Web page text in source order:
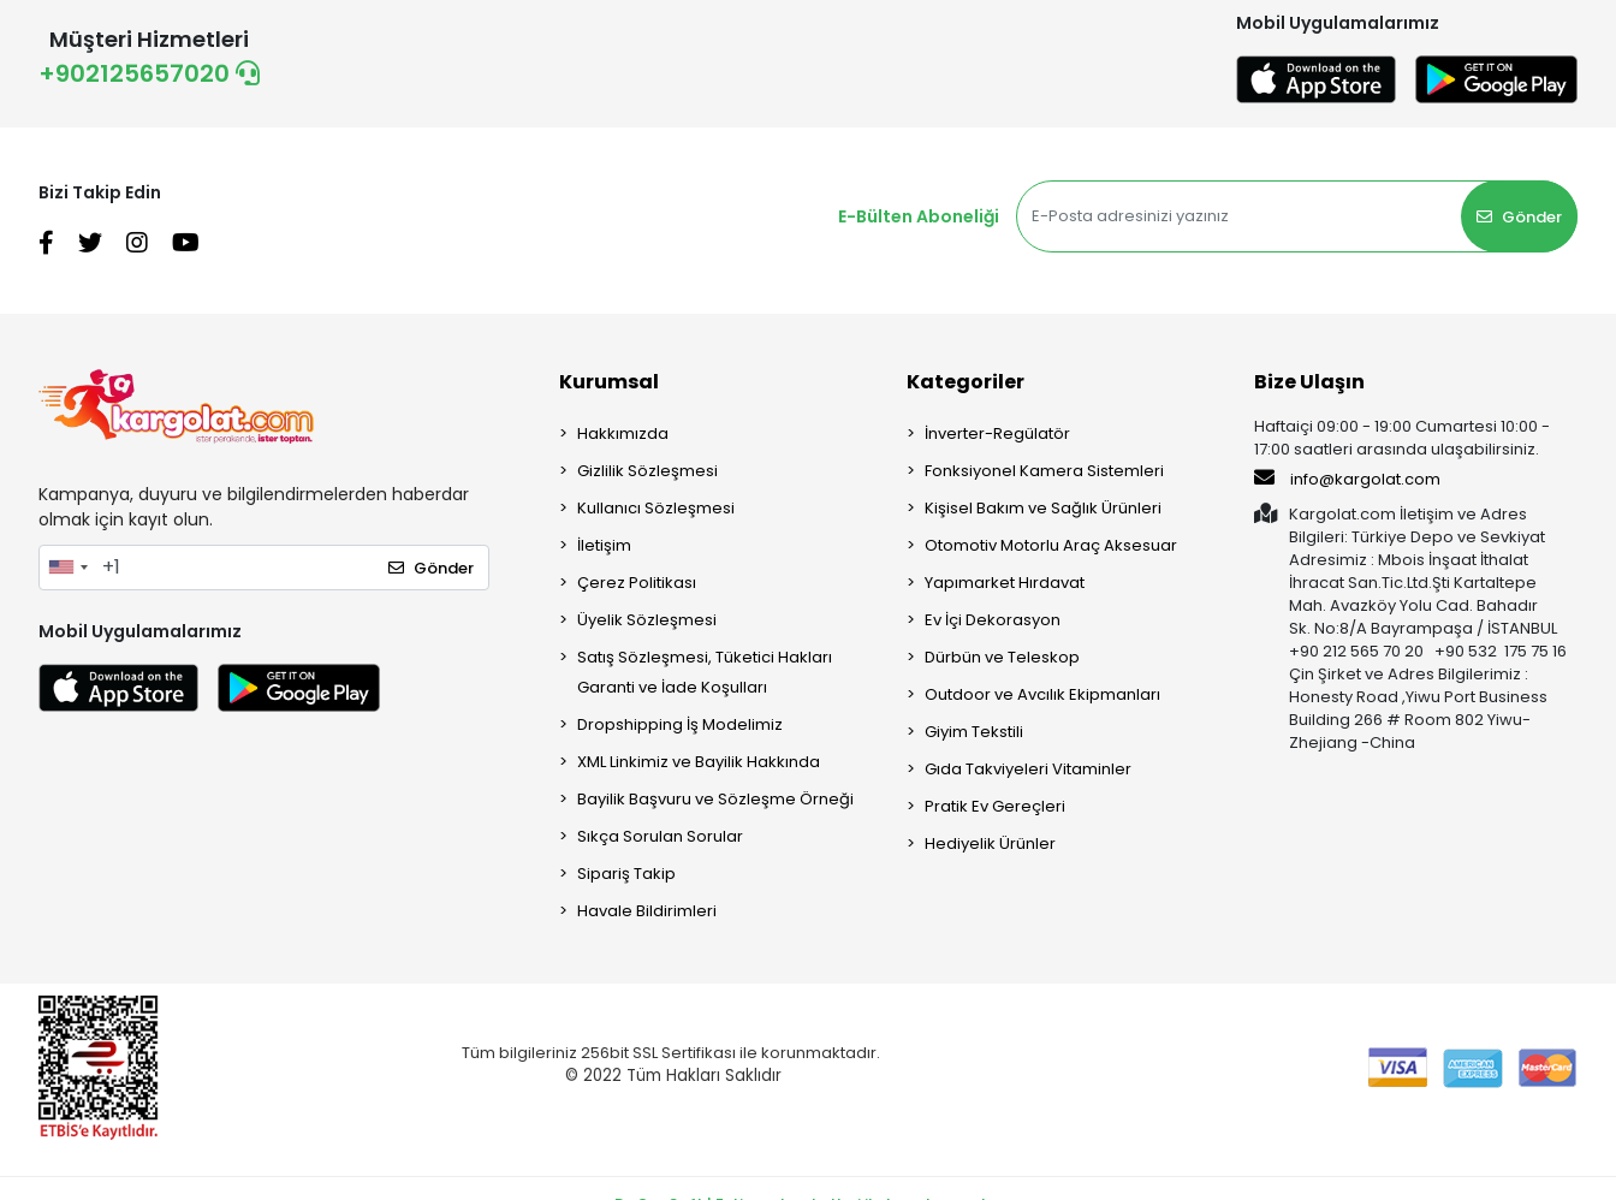
Müşteri Hizmetleri
+902125657020
Mobil Uygulamalarımız
Bizi Takip Edin
E-Bülten Aboneliği
Gönder
Kampanya, duyuru ve bilgilendirmelerden haberdar
olmak için kayıt olun.
Gönder
Mobil Uygulamalarımız
Kurumsal
Hakkımızda
Gizlilik Sözleşmesi
Kullanıcı Sözleşmesi
İletişim
Çerez Politikası
Üyelik Sözleşmesi
Satış Sözleşmesi, Tüketici Hakları
Garanti ve İade Koşulları
Dropshipping İş Modelimiz
XML Linkimiz ve Bayilik Hakkında
Bayilik Başvuru ve Sözleşme Örneği
Sıkça Sorulan Sorular
Sipariş Takip
Havale Bildirimleri
Kategoriler
İnverter-Regülatör
Fonksiyonel Kamera Sistemleri
Kişisel Bakım ve Sağlık Ürünleri
Otomotiv Motorlu Araç Aksesuar
Yapımarket Hırdavat
Ev İçi Dekorasyon
Dürbün ve Teleskop
Outdoor ve Avcılık Ekipmanları
Giyim Tekstili
Gıda Takviyeleri Vitaminler
Pratik Ev Gereçleri
Hediyelik Ürünler
Bize Ulaşın
Haftaiçi 09:00 - 19:00 Cumartesi 10:00 -
17:00 saatleri arasında ulaşabilirsiniz.
info@kargolat.com
Kargolat.com İletişim ve Adres
Bilgileri: Türkiye Depo ve Sevkiyat
Adresimiz : Mbois İnşaat İthalat
İhracat San.Tic.Ltd.Şti Kartaltepe
Mah. Avazköy Yolu Cad. Bahadır
Sk. No:8/A Bayrampaşa / İSTANBUL
+90 212 565 70 20 +90 532 175 75 16
Çin Şirket ve Adres Bilgilerimiz :
Honesty Road ,Yiwu Port Business
Building 266 # Room 802 Yiwu-
Zhejiang -China
Tüm bilgileriniz 256bit SSL Sertifikası ile korunmaktadır.
© 2022 Tüm Hakları Saklıdır